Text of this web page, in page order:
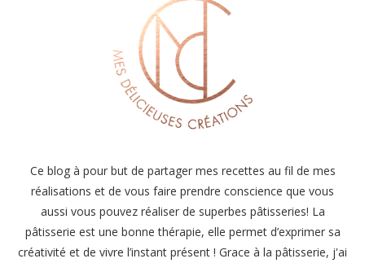
Ce blog à pour but de partager mes recettes au fil de mes
réalisations et de vous faire prendre conscience que vous
aussi vous pouvez réaliser de superbes pâtisseries! La
pâtisserie est une bonne thérapie, elle permet d’exprimer sa
créativité et de vivre l’instant présent ! Grace à la pâtisserie, j'ai